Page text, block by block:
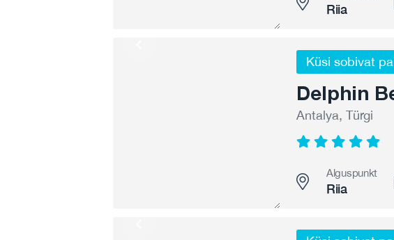
Riia
Küsi sobivat
Delphin
Antalya, Türgi
Alguspunkt
Riia